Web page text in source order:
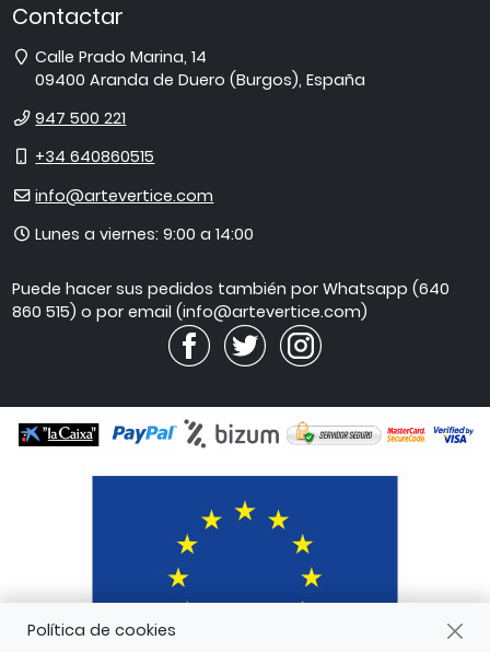
Contactar
Dirección
Calle Prado Marina, 14
09400 Aranda de Duero (Burgos),España
Teléfono
947 500 221
Móvil
+34 640860515
E-
info@artevertice.com
Horario
atención
Lunes a viernes: 9:00 a 14:00
Puede hacer sus pedidos también por Whatsapp (640
860 515) o por email (info@artevertice.com)
Política de cookies